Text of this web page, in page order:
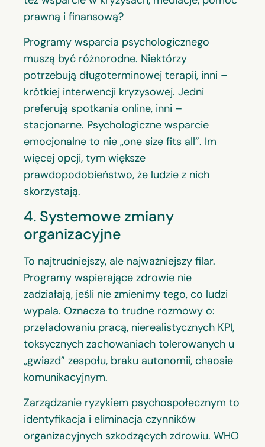
prawną i finansową?
Programy wsparcia psychologicznego
muszą być różnorodne. Niektórzy
potrzebują długoterminowej terapii, inni –
krótkiej interwencji kryzysowej. Jedni
preferują spotkania online, inni –
stacjonarne. Psychologiczne wsparcie
emocjonalne to nie „one size fits all”. Im
więcej opcji, tym większe
prawdopodobieństwo, że ludzie z nich
skorzystają.
4. Systemowe zmiany
organizacyjne
To najtrudniejszy, ale najważniejszy filar.
Programy wspierające zdrowie nie
zadziałają, jeśli nie zmienimy tego, co ludzi
wypala. Oznacza to trudne rozmowy o:
przeładowaniu pracą, nierealistycznych KPI,
toksycznych zachowaniach tolerowanych u
„gwiazd” zespołu, braku autonomii, chaosie
komunikacyjnym.
Zarządzanie ryzykiem psychospołecznym to
identyfikacja i eliminacja czynników
organizacyjnych szkodzących zdrowiu. WHO